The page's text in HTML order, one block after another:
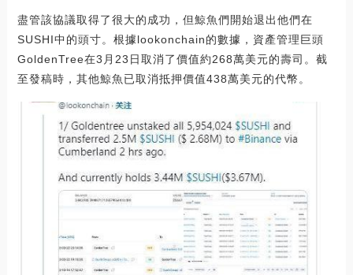
盡管該協議取得了很大的成功，但鯨魚們開始退出他們在
SUSHI中的頭寸。根據lookonchain的數據，資產管理巨頭
GoldenTree在3月23日取消了價值約268萬美元的壽司。截
至發稿時，其他鯨魚已取消抵押價值438萬美元的代幣。